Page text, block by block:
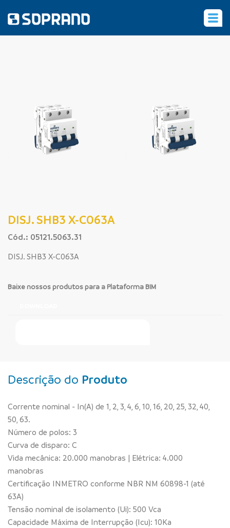
DISJ. SHB3 X-C063A
Cód.: 05121.5063.31
DISJ. SHB3 X-C063A
Baixe nossos produtos para a Plataforma BIM
Descrição do Produto
Corrente nominal - In(A) de 1, 2, 3, 4, 6, 10, 16, 20, 25, 32, 40,
50, 63.
Número de polos: 3
Curva de disparo: C
Vida mecânica: 20.000 manobras | Elétrica: 4.000
manobras
Certificação INMETRO conforme NBR NM 60898-1 (até
63A)
Tensão nominal de isolamento (Ui): 500 Vca
Capacidade Máxima de Interrupção (Icu): 10Ka